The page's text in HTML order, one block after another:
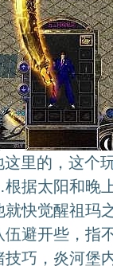
里的，这个
据太阳和晚
快觉醒祖玛
避开些，指
巧，炎河堡